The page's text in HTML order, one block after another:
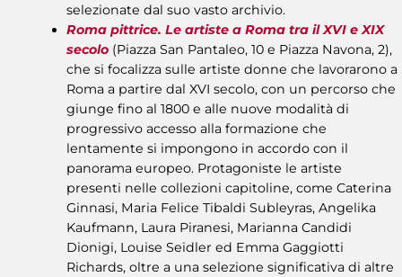
selezionate dal suo vasto archivio.
Roma pittrice. Le artiste a Roma tra il XVI e XIX
secolo(Piazza San Pantaleo, 10 e Piazza Navona, 2),
che si focalizza sulle artiste donne che lavorarono a
Roma a partire dal XVI secolo, con un percorso che
giunge fino al 1800 e alle nuove modalità di
progressivo accesso alla formazione che
lentamente si impongono in accordo con il
panorama europeo. Protagoniste le artiste
presenti nelle collezioni capitoline, come Caterina
Ginnasi, Maria Felice Tibaldi Subleyras, Angelika
Kaufmann, Laura Piranesi, Marianna Candidi
Dionigi, Louise Seidler ed Emma Gaggiotti
Richards, oltre a una selezione significativa di altre